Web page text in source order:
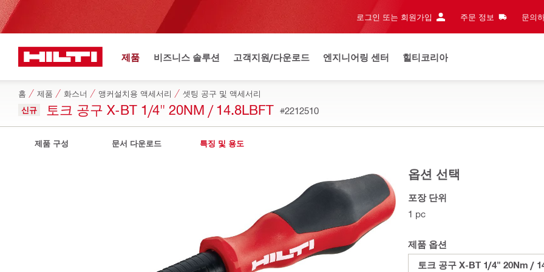
로그인 또는 회원가입 주문 정보 문의
제품 비즈니스 솔루션 고객지원/다운로드 엔지니어링 센터 힐티코리아
홈 제품 화스너 앵커설치용 액세서리 셋팅 공구 및 액세서리
신규 토크 공구 X-BT 1/4" 20NM / 14.8LBFT #2212510
제품 구성 문서 다운로드 특징 및 용도
옵션 선택
포장 단위
1 pc
제품 옵션
토크 공구 X-BT 1/4" 20Nm /